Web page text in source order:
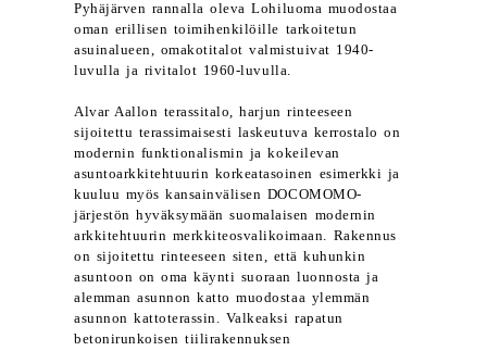
Pyhäjärven rannalla oleva Lohiluoma muodostaa
oman erillisen toimihenkilöille tarkoitetun
asuinalueen, omakotitalot valmistuivat 1940-
luvulla ja rivitalot 1960-luvulla.
Alvar Aallon terassitalo, harjun rinteeseen
sijoitettu terassimaisesti laskeutuva kerrostalo on
modernin funktionalismin ja kokeilevan
asuntoarkkitehtuurin korkeatasoinen esimerkki ja
kuuluu myös kansainvälisen DOCOMOMO-
järjestön hyväksymään suomalaisen modernin
arkkitehtuurin merkkiteosvalikoimaan. Rakennus
on sijoitettu rinteeseen siten, että kuhunkin
asuntoon on oma käynti suoraan luonnosta ja
alemman asunnon katto muodostaa ylemmän
asunnon kattoterassin. Valkeaksi rapatun
betonirunkoisen tiilirakennuksen